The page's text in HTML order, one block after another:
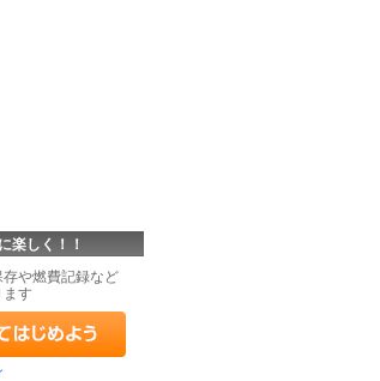
楽しく！！
や燃費記録など
す